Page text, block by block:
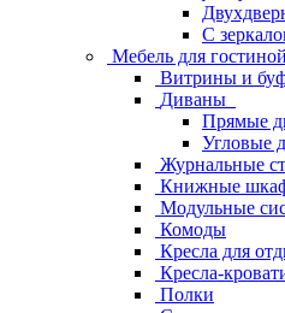
С
Мебель для гостиной
Витрины и
Диваны
Прямые
Угловые
Журнальные
Книжные
Модульные
Комоды
Кресла для
Кресла-
Полки